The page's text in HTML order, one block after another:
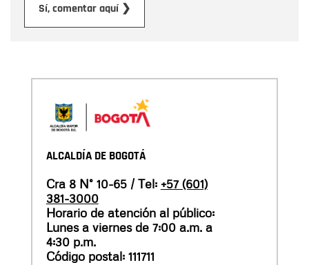
Sí, comentar aquí ❯
ALCALDÍA DE BOGOTÁ
Cra 8 N° 10-65 / Tel: +57 (601)
381-3000
Horario de atención al público:
Lunes a viernes de 7:00 a.m. a
4:30 p.m.
Código postal: 111711